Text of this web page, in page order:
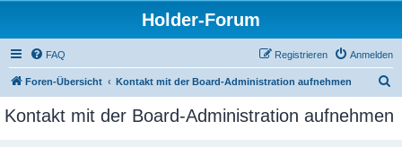
Holder-Forum
FAQ Anmelden
Registrieren
Foren-Übersicht Kontakt mit der Board-Administration aufnehmen
c
Kontakt mit der Board-Administration aufnehmen